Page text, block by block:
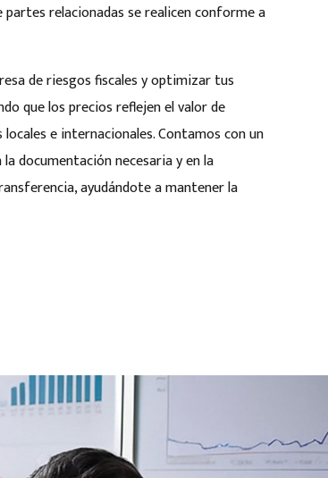
relacionadas se realicen conforme a
de riesgos fiscales y optimizar tus
que los precios reflejen el valor de
e internacionales. Contamos con un
documentación necesaria y en la
ayudándote a mantener la